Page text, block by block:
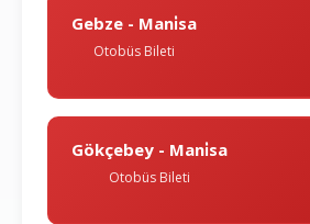
Gebze - Mani̇sa
Otobüs Bileti
Gökçebey - Mani̇sa
Otobüs Bileti